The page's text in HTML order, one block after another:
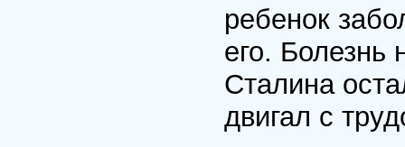
ребенок
его.
Сталина
двигал с